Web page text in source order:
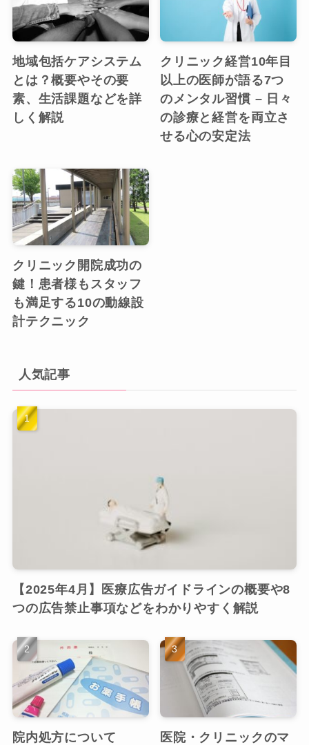
地域包括ケアシステム
とは？概要やその要
素、生活課題などを詳
しく解説
クリニック経営10年目
以上の医師が語る7つ
のメンタル習慣 – 日々
の診療と経営を両立さ
せる心の安定法
クリニック開院成功の
鍵！患者様もスタッフ
も満足する10の動線設
計テクニック
人気記事
【2025年4月】医療広告ガイドラインの概要や8
つの広告禁止事項などをわかりやすく解説
院内処方について
医院・クリニックのマ